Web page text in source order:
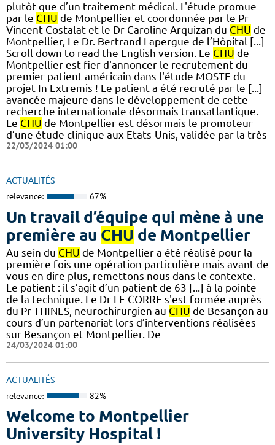
plutôt que d’un traitement médical. L'étude promue
par le CHU de Montpellier et coordonnée par le Pr
Vincent Costalat et le Dr Caroline Arquizan du CHU de
Montpellier, Le Dr. Bertrand Lapergue de l’Hôpital [...]
Scroll down to read the English version. Le CHU de
Montpellier est fier d'annoncer le recrutement du
premier patient américain dans l'étude MOSTE du
projet In Extremis ! Le patient a été recruté par le [...]
avancée majeure dans le développement de cette
recherche internationale désormais transatlantique.
Le CHU de Montpellier est désormais le promoteur
d’une étude clinique aux Etats-Unis, validée par la très
22/03/2024 01:00
ACTUALITÉS
relevance: 67%
Un travail d’équipe qui mène à une
première au CHU de Montpellier
Au sein du CHU de Montpellier a été réalisé pour la
première fois une opération particulière mais avant de
vous en dire plus, remettons nous dans le contexte.
Le patient : il s’agit d’un patient de 63 [...] à la pointe
de la technique. Le Dr LE CORRE s'est formée auprès
du Pr THINES, neurochirurgien au CHU de Besançon au
cours d’un partenariat lors d’interventions réalisées
sur Besançon et Montpellier. De
24/03/2024 01:00
ACTUALITÉS
relevance: 82%
Welcome to Montpellier
University Hospital !